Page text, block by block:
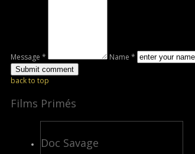
Message * Name *
back to top
Films Primés
Doc Savage